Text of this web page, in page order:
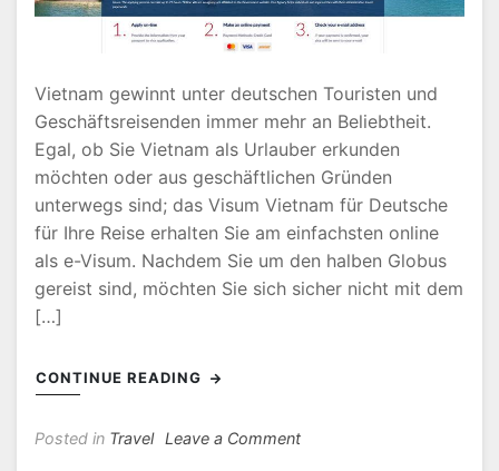
Vietnam gewinnt unter deutschen Touristen und
Geschäftsreisenden immer mehr an Beliebtheit.
Egal, ob Sie Vietnam als Urlauber erkunden
möchten oder aus geschäftlichen Gründen
unterwegs sind; das Visum Vietnam für Deutsche
für Ihre Reise erhalten Sie am einfachsten online
als e-Visum. Nachdem Sie um den halben Globus
gereist sind, möchten Sie sich sicher nicht mit dem
[…]
CONTINUE READING
Posted in Travel Leave a Commenton